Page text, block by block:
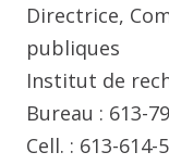
Directrice,
publiques
Institut de
Bureau : 613-
Cell. : 613-614-